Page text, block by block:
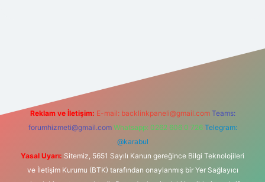
Reklam ve İletişim: E-mail: backlinkpaneli@gmail.com Teams:
forumhizmeti@gmail.com Whatsapp: 0262 606 0 726 Telegram:
@karabul
Yasal Uyarı: Sitemiz, 5651 Sayılı Kanun gereğince Bilgi Teknolojileri
ve İletişim Kurumu (BTK) tarafından onaylanmış bir Yer Sağlayıcı